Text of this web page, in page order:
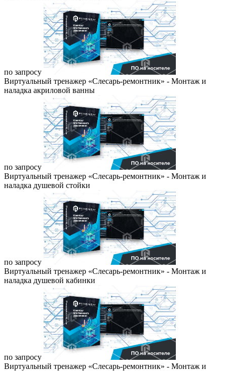
по запросу
Виртуальный тренажер «Слесарь-ремонтник» - Монтаж и
наладка акриловой ванны
по запросу
Виртуальный тренажер «Слесарь-ремонтник» - Монтаж и
наладка душевой стойки
по запросу
Виртуальный тренажер «Слесарь-ремонтник» - Монтаж и
наладка душевой кабинки
по запросу
Виртуальный тренажер «Слесарь-ремонтник» - Монтаж и